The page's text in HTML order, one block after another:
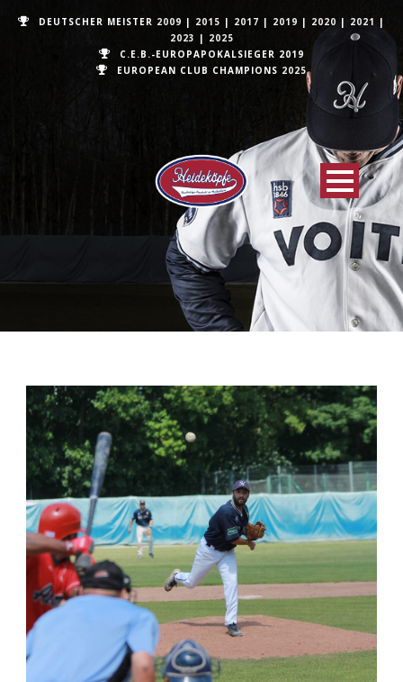
DEUTSCHER MEISTER 2009 | 2015 | 2017 | 2019 | 2020 | 2021 |
2023 | 2025
C.E.B.-EUROPAPOKALSIEGER 2019
EUROPEAN CLUB CHAMPIONS 2025